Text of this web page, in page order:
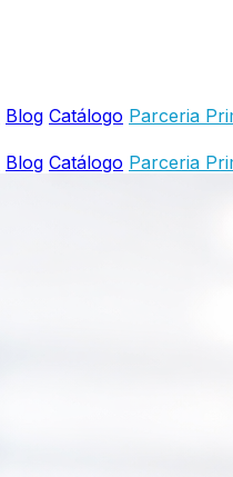
Blog Catálogo Parceria
Blog Catálogo Parceria